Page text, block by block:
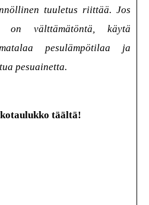
tuuletus riittää. Jos
on välttämätöntä, käytä
pesulämpötilaa ja
pesuainetta.
täältä!